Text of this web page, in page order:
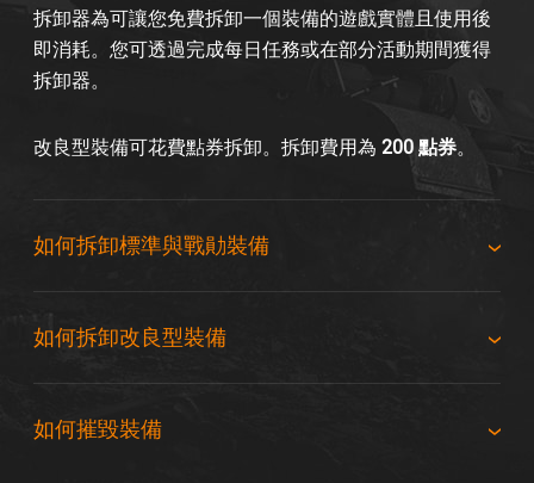
拆卸器為可讓您免費拆卸一個裝備的遊戲實體且使用後
即消耗。您可透過完成每日任務或在部分活動期間獲得
拆卸器。
改良型裝備可花費點券拆卸。拆卸費用為 200 點券。
如何拆卸標準與戰勛裝備
如何拆卸改良型裝備
如何摧毀裝備